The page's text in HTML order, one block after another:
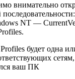
внимательно
NT —
будет одна
ваш ПК